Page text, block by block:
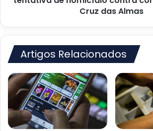
Cruz das Almas
Artigos Relacionados